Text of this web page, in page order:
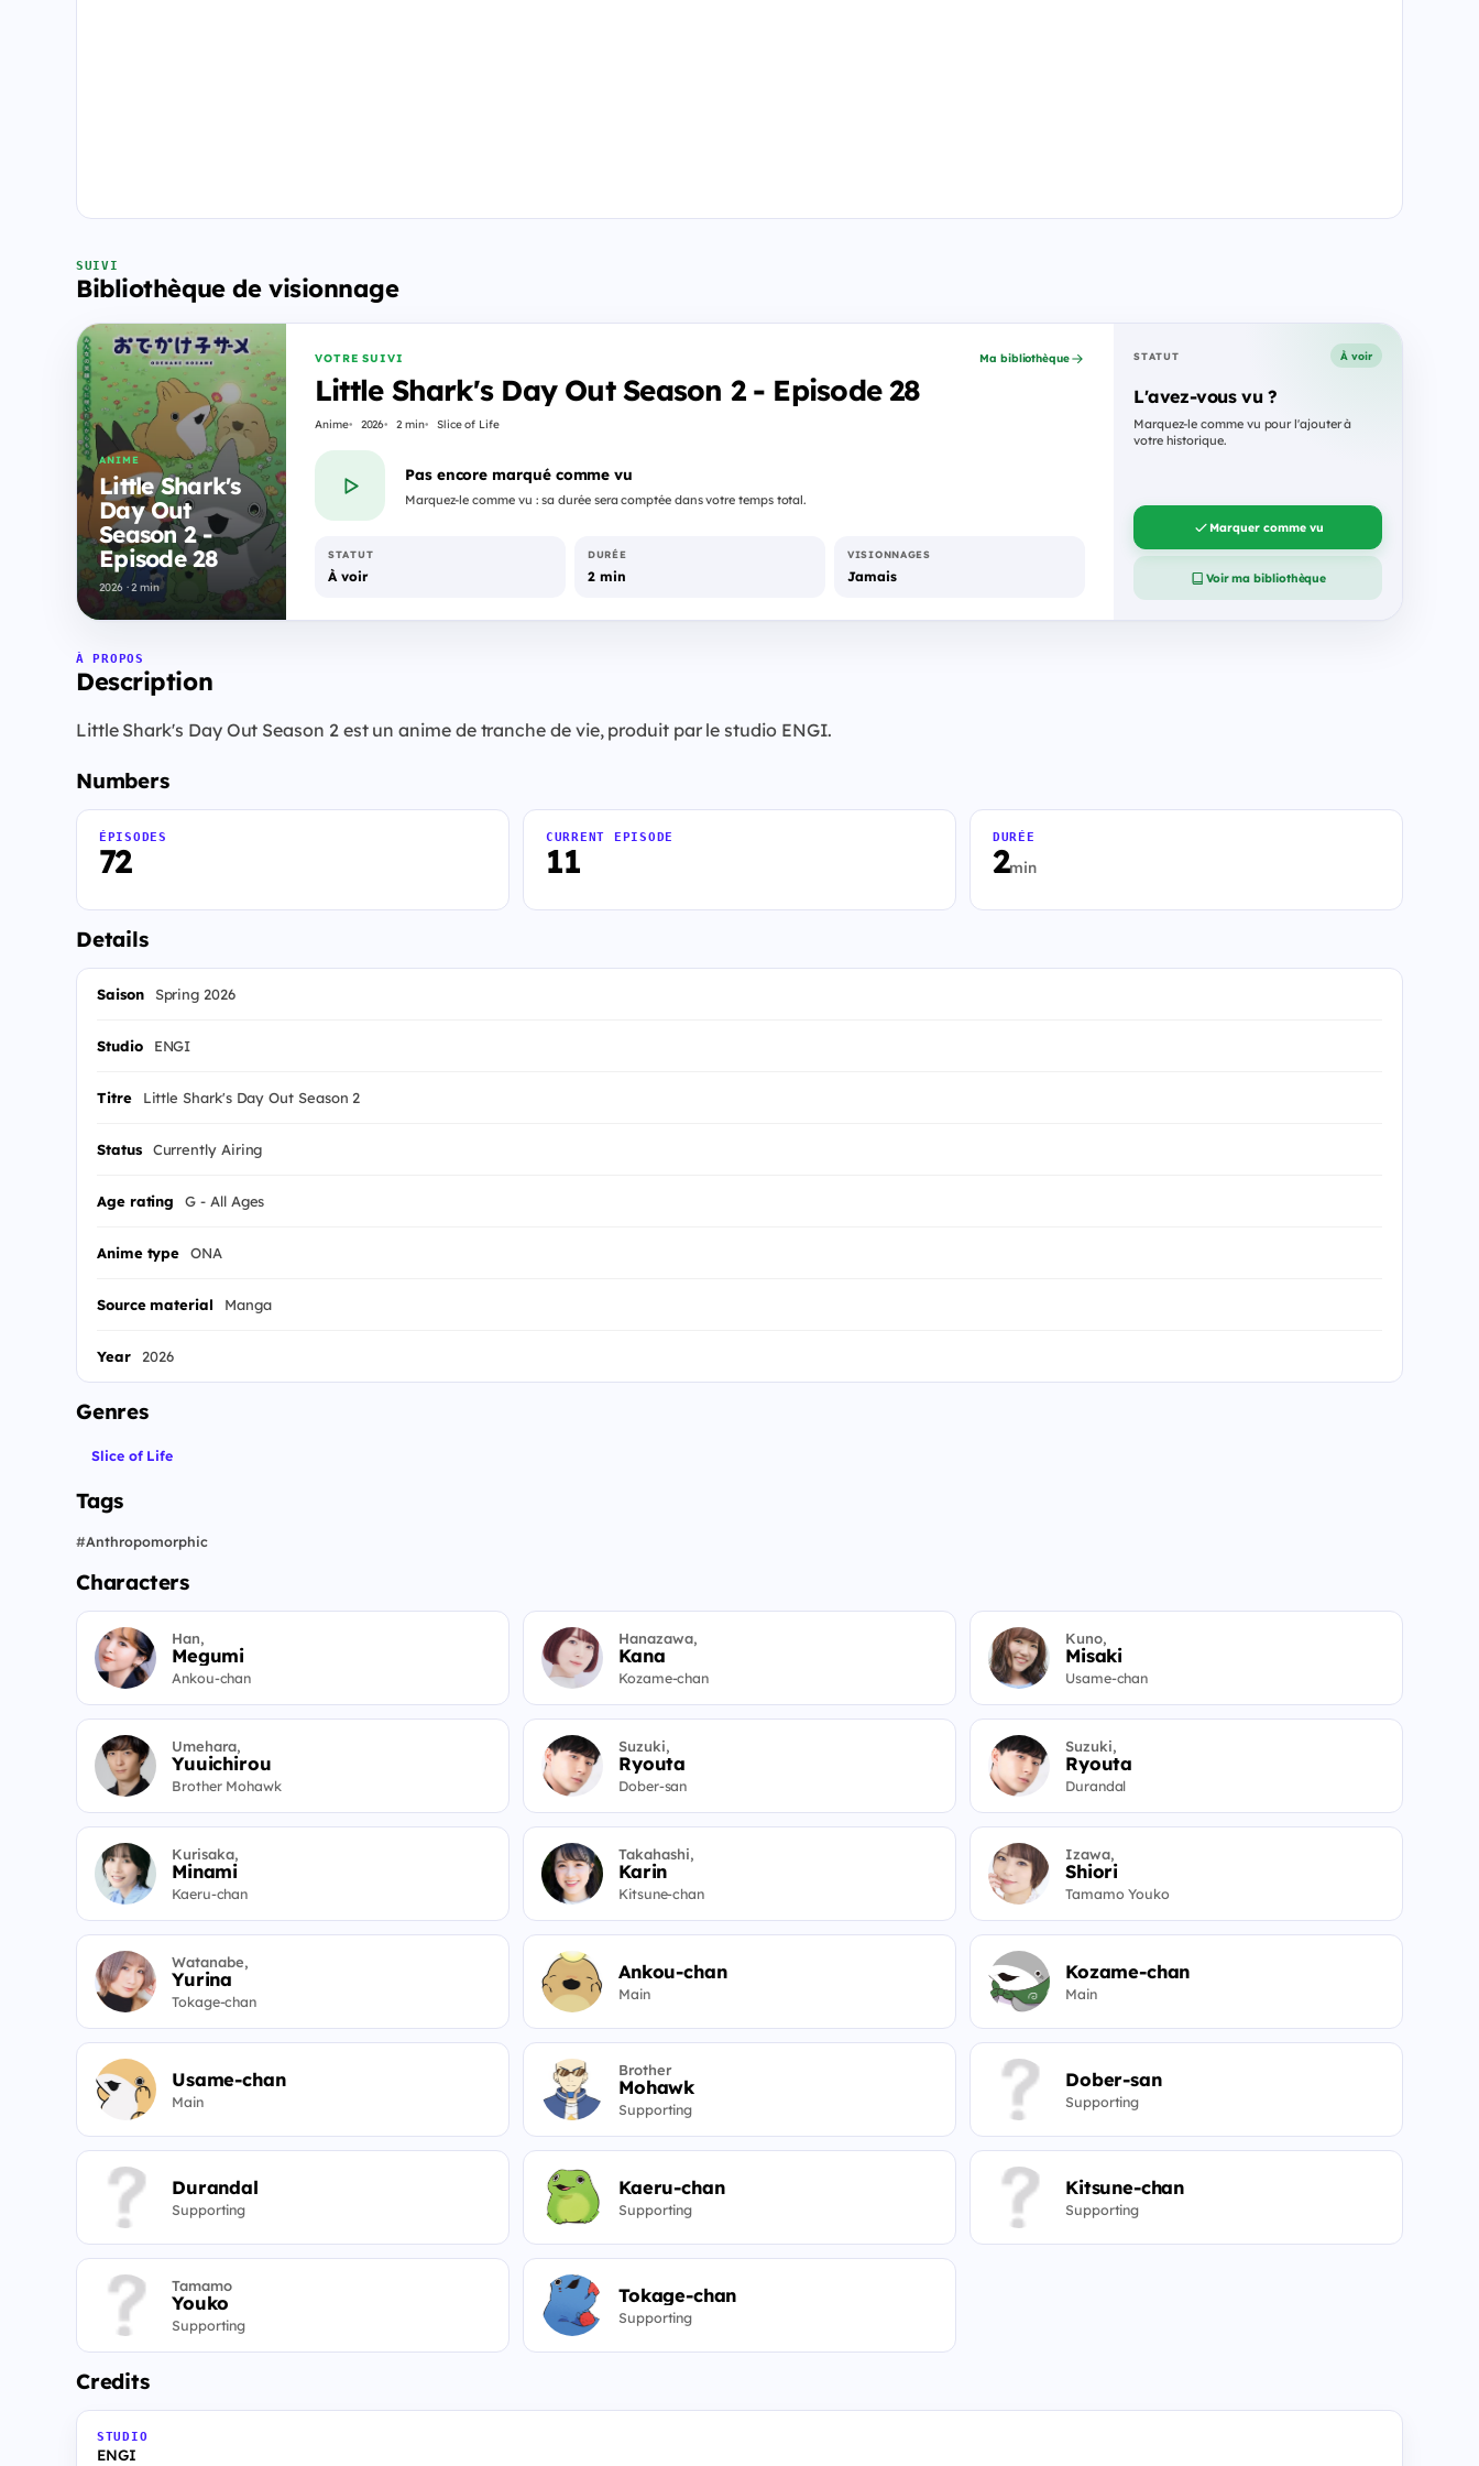
SUIVI
Bibliothèque de visionnage
ANIME
Little Shark's
Day Out
Season 2 -
Episode 28
2026 · 2 min
VOTRE SUIVI
Little Shark's Day Out Season 2 - Episode 28
Anime 2026 2 min Slice of Life
Ma bibliothèque
Pas encore marqué comme vu
Marquez-le comme vu : sa durée sera comptée dans votre temps total.
STATUT
À voir
DURÉE
2 min
VISIONNAGES
Jamais
STATUT À voir
L'avez-vous vu ?
Marquez-le comme vu pour l'ajouter à
votre historique.
Marquer comme vu
Voir ma bibliothèque
À PROPOS
Description
Little Shark's Day Out Season 2 est un anime de tranche de vie, produit par le studio ENGI.
Numbers
72
ÉPISODES
11
CURRENT EPISODE
2min
DURÉE
Details
Saison Spring 2026
Studio ENGI
Titre Little Shark's Day Out Season 2
Status Currently Airing
Age rating G - All Ages
Anime type ONA
Source material Manga
Year 2026
Genres
Slice of Life
Tags
#Anthropomorphic
Characters
Han,
Megumi
Ankou-chan
Hanazawa,
Kana
Kozame-chan
Kuno,
Misaki
Usame-chan
Umehara,
Yuuichirou
Brother Mohawk
Suzuki,
Ryouta
Dober-san
Suzuki,
Ryouta
Durandal
Kurisaka,
Minami
Kaeru-chan
Takahashi,
Karin
Kitsune-chan
Izawa,
Shiori
Tamamo Youko
Watanabe,
Yurina
Tokage-chan
Ankou-chan
Main
Kozame-chan
Main
Usame-chan
Main
Brother
Mohawk
Supporting
Dober-san
Supporting
Durandal
Supporting
Kaeru-chan
Supporting
Kitsune-chan
Supporting
Tamamo
Youko
Supporting
Tokage-chan
Supporting
Credits
STUDIO
ENGI